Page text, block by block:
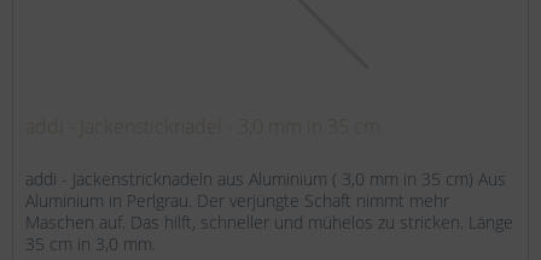
addi - Jackenstricknadeln aus Aluminium ( 3,0 mm in 35 cm) Aus
Aluminium in Perlgrau. Der verjüngte Schaft nimmt mehr
Maschen auf. Das hilft, schneller und mühelos zu stricken. Länge
35 cm in 3,0 mm.